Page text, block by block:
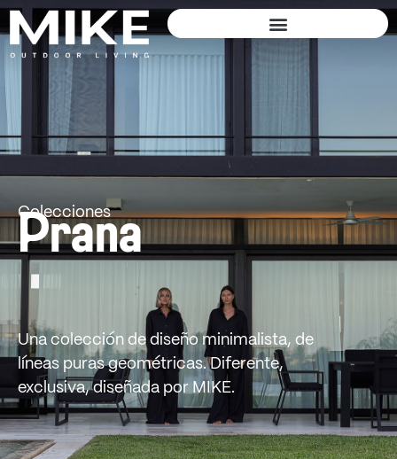
Colecciones
Prana
Una colección de diseño minimalista, de
líneas puras geométricas. Diferente,
exclusiva, diseñada por MIKE.